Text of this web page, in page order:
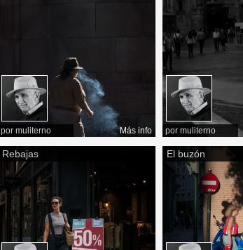
por muliterno Más info por muliterno
Rebajas El buzón